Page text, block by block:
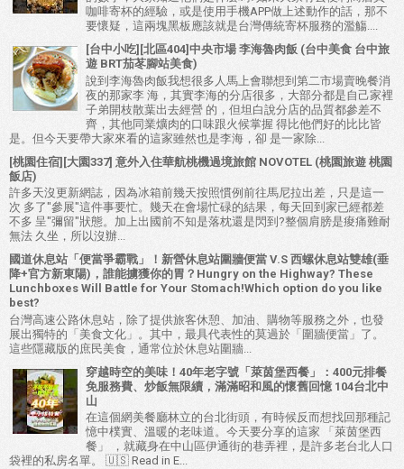
咖啡寄杯的經驗，或是使用手機APP做上述動作的話，那不
要懷疑，這兩塊黑板應該就是台灣傳統寄杯服務的濫觴....
[台中小吃][北區404]中央市場 李海魯肉飯 (台中美食 台中旅
遊 BRT茄苳腳站美食)
說到李海魯肉飯我想很多人馬上會聯想到第二市場賣晚餐消
夜的那家李 海，其實李海的分店很多，大部分都是自己家裡
子弟開枝散葉出去經營 的，但坦白說分店的品質都參差不
齊，其他同業爌肉的口味跟火候掌握 得比他們好的比比皆
是。但今天要帶大家來看的這家雖然也是李海，卻 是一家除...
[桃園住宿][大園337] 意外入住華航桃機過境旅館 NOVOTEL (桃園旅遊 桃園
飯店)
許多天沒更新網誌，因為冰箱前幾天按照慣例前往馬尼拉出差，只是這一
次 多了"參展"這件事要忙。幾天在會場忙碌的結果，每天回到家已經都差
不多 呈"彌留"狀態。加上出國前不知是落枕還是閃到?整個肩膀是痠痛難耐
無法 久坐，所以沒辦...
國道休息站「便當爭霸戰」！新營休息站圍牆便當 V.S 西螺休息站雙雄(垂
降+官方新東陽)，誰能擄獲你的胃？Hungry on the Highway? These
Lunchboxes Will Battle for Your Stomach!Which option do you like
best?
台灣高速公路休息站，除了提供旅客休憩、加油、購物等服務之外，也發
展出獨特的「美食文化」。其中，最具代表性的莫過於「圍牆便當」了。
這些隱藏版的庶民美食，通常位於休息站圍牆...
穿越時空的美味！40年老字號「萊茵堡西餐」：400元排餐
免服務費、炒飯無限續，滿滿昭和風的懷舊回憶 104台北中
山
在這個網美餐廳林立的台北街頭，有時候反而想找回那種記
憶中樸實、溫暖的老味道。今天要分享的這家 「萊茵堡西
餐」 ，就藏身在中山區伊通街的巷弄裡，是許多老台北人口
袋裡的私房名單。 🇺🇸 Read in E...